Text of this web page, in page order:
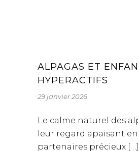
ALPAGAS ET
HYPERACTIFS
29 janvier 2026
Le calme naturel des
leur regard apaisant
partenaires précieux […]